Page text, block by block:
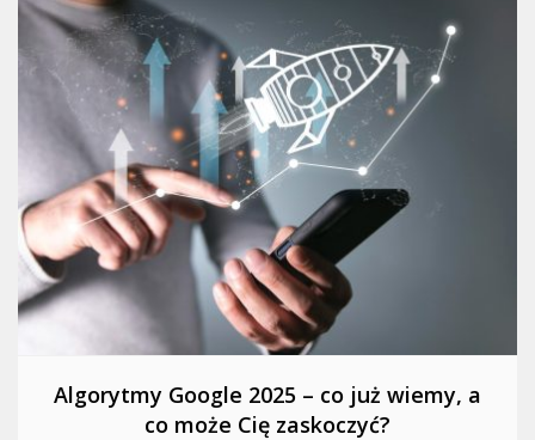
Algorytmy Google 2025 – co już wiemy, a
co może Cię zaskoczyć?